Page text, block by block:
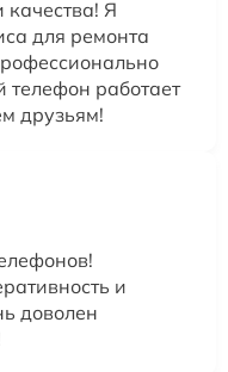
Я
для ремонта
телефон работает
друзьям!
и
доволен